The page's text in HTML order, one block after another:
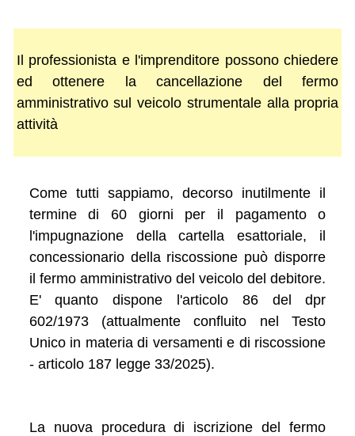
Il professionista e l'imprenditore possono chiedere
ed ottenere la cancellazione del fermo
amministrativo sul veicolo strumentale alla propria
attività
Come tutti sappiamo, decorso inutilmente il
termine di 60 giorni per il pagamento o
l'impugnazione della cartella esattoriale, il
concessionario della riscossione può disporre
il fermo amministrativo del veicolo del debitore.
E' quanto dispone l'articolo 86 del dpr
602/1973 (attualmente confluito nel Testo
Unico in materia di versamenti e di riscossione
- articolo 187 legge 33/2025).
La nuova procedura di iscrizione del fermo